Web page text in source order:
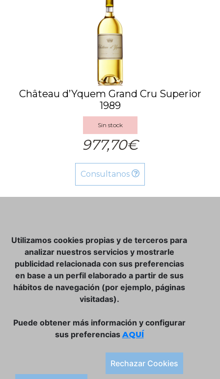
Château d’Yquem Grand Cru Superior
1989
Sin stock
977,70€
Consultanos
CLUB VINATER
CONTACTO
TIENDA ONLINE:
Plaça de la Llibertat, 22, 07760 Ciutadella
Tlf. 971 93 78 75
Utilizamos cookies propias y de terceros para
analizar nuestros servicios y mostrarle
publicidad relacionada con sus preferencias
en base a un perfil elaborado a partir de sus
hábitos de navegación (por ejemplo, páginas
visitadas).
Puede obtener más información y configurar
sus preferencias AQUÍ
Rechazar Cookies